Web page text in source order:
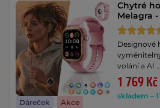
Dáreček Akce
Chytré
Melagra
Designové
volání a AI …
1 769 Kč
skladem –